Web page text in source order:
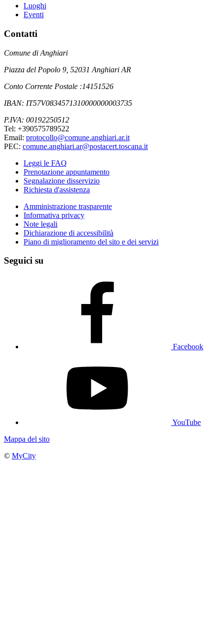
Luoghi
Eventi
Contatti
Comune di Anghiari
Piazza del Popolo 9, 52031 Anghiari AR
Conto Corrente Postale :14151526
IBAN: IT57V0834571310000000003735
P.IVA: 00192250512
Tel: +390575789522
Email: protocollo@comune.anghiari.ar.it
PEC: comune.anghiari.ar@postacert.toscana.it
Leggi le FAQ
Prenotazione appuntamento
Segnalazione disservizio
Richiesta d'assistenza
Amministrazione trasparente
Informativa privacy
Note legali
Dichiarazione di accessibilità
Piano di miglioramento del sito e dei servizi
Seguici su
Facebook
YouTube
Mappa del sito
© MyCity